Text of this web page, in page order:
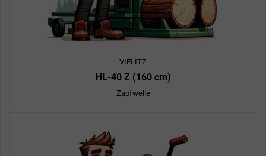
VIELITZ
HL-40 Z (160 cm)
Zapfwelle